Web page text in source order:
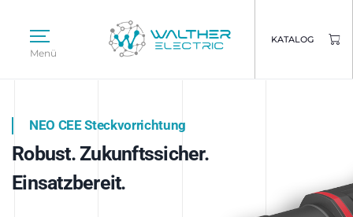
Menü
KATALOG
Intelligente Stromverteilung
NEO CEE Steckvorrichtung
Robust. Zukunftssicher.
Einsatzbereit.
Intelligenz trifft Energie.